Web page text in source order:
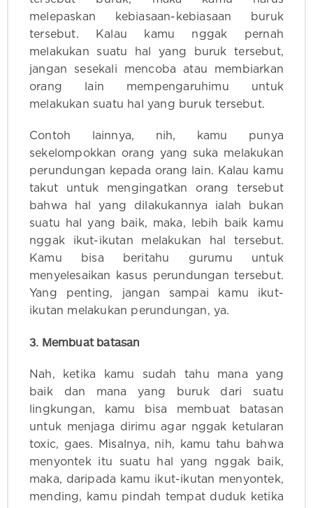
melepaskan kebiasaan-kebiasaan buruk
tersebut. Kalau kamu nggak pernah
melakukan suatu hal yang buruk tersebut,
jangan sesekali mencoba atau membiarkan
orang lain mempengaruhimu untuk
melakukan suatu hal yang buruk tersebut.
Contoh lainnya, nih, kamu punya
sekelompokkan orang yang suka melakukan
perundungan kepada orang lain. Kalau kamu
takut untuk mengingatkan orang tersebut
bahwa hal yang dilakukannya ialah bukan
suatu hal yang baik, maka, lebih baik kamu
nggak ikut-ikutan melakukan hal tersebut.
Kamu bisa beritahu gurumu untuk
menyelesaikan kasus perundungan tersebut.
Yang penting, jangan sampai kamu ikut-
ikutan melakukan perundungan, ya.
3. Membuat batasan
Nah, ketika kamu sudah tahu mana yang
baik dan mana yang buruk dari suatu
lingkungan, kamu bisa membuat batasan
untuk menjaga dirimu agar nggak ketularan
toxic, gaes. Misalnya, nih, kamu tahu bahwa
menyontek itu suatu hal yang nggak baik,
maka, daripada kamu ikut-ikutan menyontek,
mending, kamu pindah tempat duduk ketika